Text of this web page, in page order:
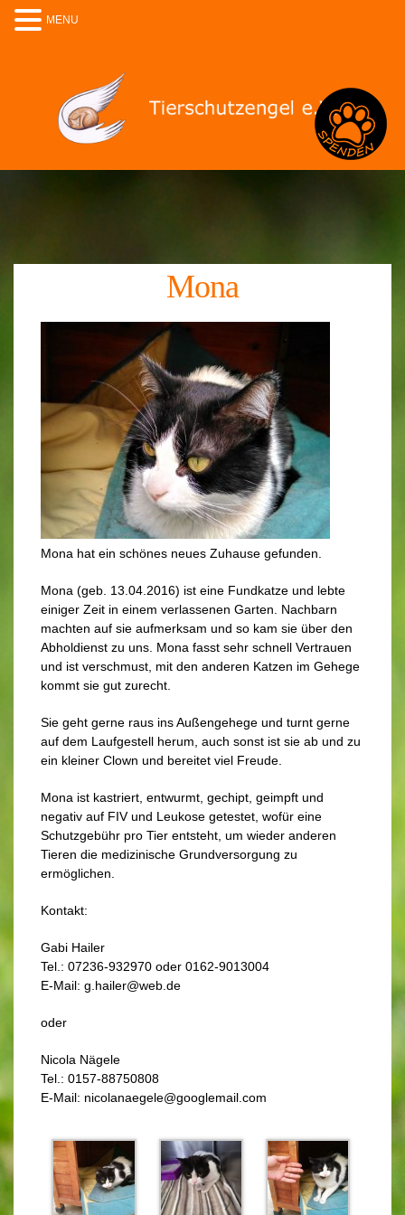
Mona
Mona hat ein schönes neues Zuhause gefunden.
Mona (geb. 13.04.2016) ist eine Fundkatze und lebte
einiger Zeit in einem verlassenen Garten. Nachbarn
machten auf sie aufmerksam und so kam sie über den
Abholdienst zu uns. Mona fasst sehr schnell Vertrauen
und ist verschmust, mit den anderen Katzen im Gehege
kommt sie gut zurecht.
Sie geht gerne raus ins Außengehege und turnt gerne
auf dem Laufgestell herum, auch sonst ist sie ab und zu
ein kleiner Clown und bereitet viel Freude.
Mona ist kastriert, entwurmt, gechipt, geimpft und
negativ auf FIV und Leukose getestet, wofür eine
Schutzgebühr pro Tier entsteht, um wieder anderen
Tieren die medizinische Grundversorgung zu
ermöglichen.
Kontakt:
Gabi Hailer
Tel.: 07236-932970 oder 0162-9013004
E-Mail: g.hailer@web.de
oder
Nicola Nägele
Tel.: 0157-88750808
E-Mail: nicolanaegele@googlemail.com
MENU